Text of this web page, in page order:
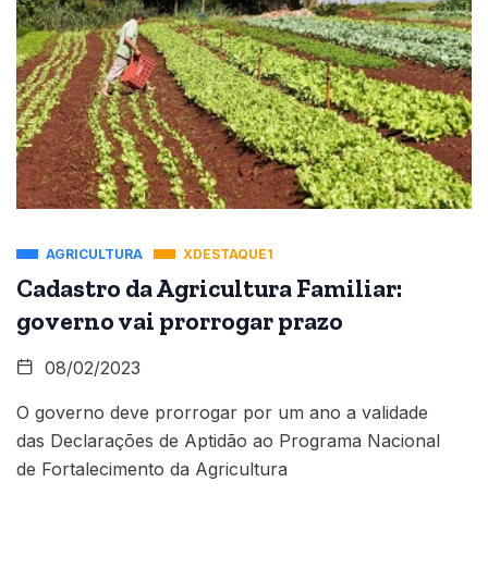
AGRICULTURA XDESTAQUE1
Cadastro da Agricultura Familiar:
governo vai prorrogar prazo
08/02/2023
O governo deve prorrogar por um ano a validade
das Declarações de Aptidão ao Programa Nacional
de Fortalecimento da Agricultura